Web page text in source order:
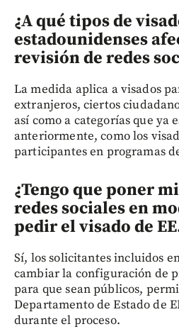
¿A qué tipos de
estadounidenses
revisión de redes
La medida aplica a visados
extranjeros, ciertos
así como a categorías que ya
anteriormente, como los
participantes en programas
¿Tengo que poner
redes sociales en
pedir el visado de
Sí, los solicitantes incluidos
cambiar la configuración de
para que sean públicos,
Departamento de Estado de
durante el proceso.